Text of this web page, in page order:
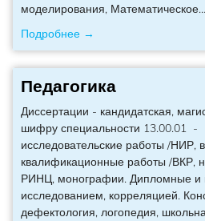
моделирования, Математическое…
Подробнее →
Педагогика
Диссертации - кандидатская,
шифру специальности 13.00.01 -
исследовательские работы /НИР,
квалификационные работы /ВКР,
РИНЦ, монографии. Дипломные и
исследованием, корреляцией.
дефектология, логопедия,